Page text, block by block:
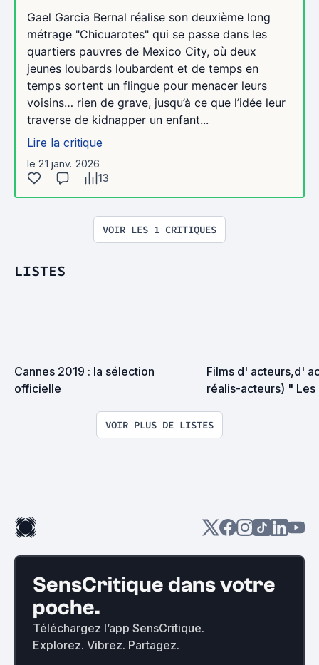
Gael Garcia Bernal réalise son deuxième long
métrage "Chicuarotes" qui se passe dans les
quartiers pauvres de Mexico City, où deux
jeunes loubards loubardent et de temps en
temps sortent un flingue pour menacer leurs
voisins… rien de grave, jusqu’à ce que l’idée leur
traverse de kidnapper un enfant...
Lire la critique
le 21 janv. 2026
13
VOIR LES 1 CRITIQUES
LISTES
Cannes 2019 : la sélection
officielle
Films d' acteurs,d'
réalis-acteurs) " Les
VOIR PLUS DE LISTES
SensCritique dans votre
poche.
Téléchargez l’app SensCritique.
Explorez. Vibrez. Partagez.